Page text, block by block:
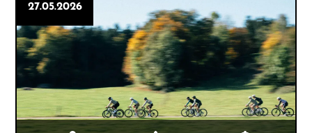
27.05.2026